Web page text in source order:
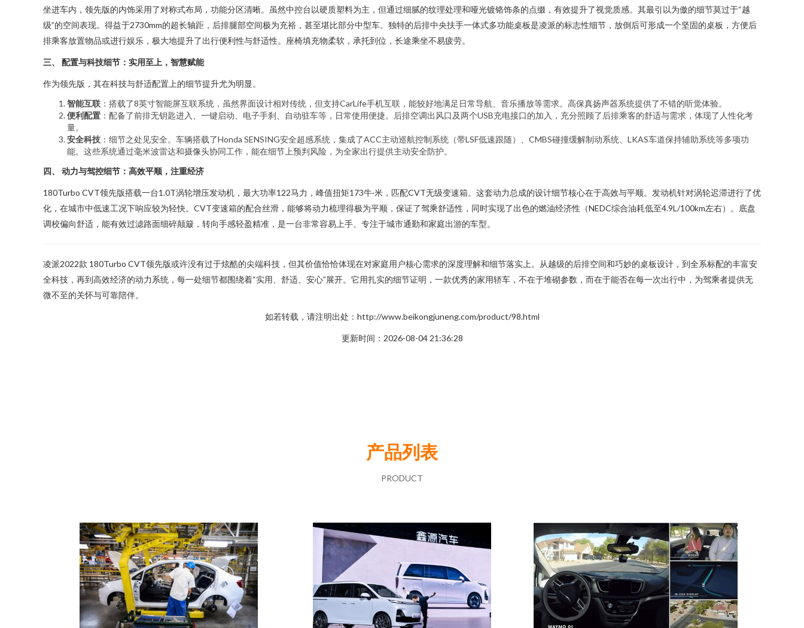
坐进车内，领先版的内饰采用了对称式布局，功能分区清晰。虽然中控台以硬质塑料为主，但通过细腻的纹理处理和哑光镀铬饰条的点缀，有效提升了视觉质感。其最引以为傲的细节莫过于“越
级”的空间表现。得益于2730mm的超长轴距，后排腿部空间极为充裕，甚至堪比部分中型车。独特的后排中央扶手一体式多功能桌板是凌派的标志性细节，放倒后可形成一个坚固的桌板，方便后
排乘客放置物品或进行娱乐，极大地提升了出行便利性与舒适性。座椅填充物柔软，承托到位，长途乘坐不易疲劳。
三、 配置与科技细节：实用至上，智慧赋能
作为领先版，其在科技与舒适配置上的细节提升尤为明显。
智能互联 ：搭载了8英寸智能屏互联系统，虽然界面设计相对传统，但支持CarLife手机互联，能较好地满足日常导航、音乐播放等需求。高保真扬声器系统提供了不错的听觉体验。
便利配置 ：配备了前排无钥匙进入、一键启动、电子手刹、自动驻车等，日常使用便捷。后排空调出风口及两个USB充电接口的加入，充分照顾了后排乘客的舒适与需求，体现了人性化考
量。
安全科技 ：细节之处见安全。车辆搭载了Honda SENSING安全超感系统，集成了ACC主动巡航控制系统（带LSF低速跟随）、CMBS碰撞缓解制动系统、LKAS车道保持辅助系统等多项功
能。这些系统通过毫米波雷达和摄像头协同工作，能在细节上预判风险，为全家出行提供主动安全防护。
四、 动力与驾控细节：高效平顺，注重经济
180Turbo CVT领先版搭载一台1.0T涡轮增压发动机，最大功率122马力，峰值扭矩173牛·米，匹配CVT无级变速箱。这套动力总成的设计细节核心在于高效与平顺。发动机针对涡轮迟滞进行了优
化，在城市中低速工况下响应较为轻快。CVT变速箱的配合丝滑，能够将动力梳理得极为平顺，保证了驾乘舒适性，同时实现了出色的燃油经济性（NEDC综合油耗低至4.9L/100km左右）。底盘
调校偏向舒适，能有效过滤路面细碎颠簸，转向手感轻盈精准，是一台非常容易上手、专注于城市通勤和家庭出游的车型。
凌派2022款 180Turbo CVT领先版或许没有过于炫酷的尖端科技，但其价值恰恰体现在对家庭用户核心需求的深度理解和细节落实上。从越级的后排空间和巧妙的桌板设计，到全系标配的丰富安
全科技，再到高效经济的动力系统，每一处细节都围绕着“实用、舒适、安心”展开。它用扎实的细节证明，一款优秀的家用轿车，不在于堆砌参数，而在于能否在每一次出行中，为驾乘者提供无
微不至的关怀与可靠陪伴。
如若转载，请注明出处：http://www.beikongjuneng.com/product/98.html
更新时间：2026-08-04 21:36:28
产品列表
PRODUCT